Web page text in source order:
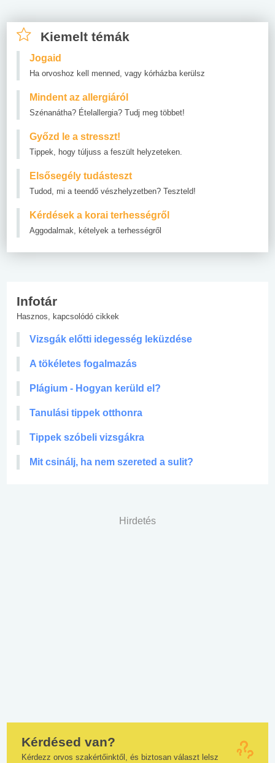
Kiemelt témák
Jogaid
Ha orvoshoz kell menned, vagy kórházba kerülsz
Mindent az allergiáról
Szénanátha? Ételallergia? Tudj meg többet!
Győzd le a stresszt!
Tippek, hogy túljuss a feszült helyzeteken.
Elsősegély tudásteszt
Tudod, mi a teendő vészhelyzetben? Teszteld!
Kérdések a korai terhességről
Aggodalmak, kételyek a terhességről
Infotár
Hasznos, kapcsolódó cikkek
Vizsgák előtti idegesség leküzdése
A tökéletes fogalmazás
Plágium - Hogyan kerüld el?
Tanulási tippek otthonra
Tippek szóbeli vizsgákra
Mit csinálj, ha nem szereted a sulit?
Hirdetés
Kérdésed van?
Kérdezz orvos szakértőinktől, és biztosan választ lelsz